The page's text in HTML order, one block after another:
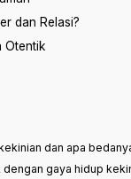
dan Relasi?
Otentik
dan apa
gaya hidup